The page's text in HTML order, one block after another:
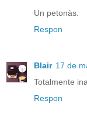
Un petonàs.
Respon
Blair 17 de
Totalmente
Respon